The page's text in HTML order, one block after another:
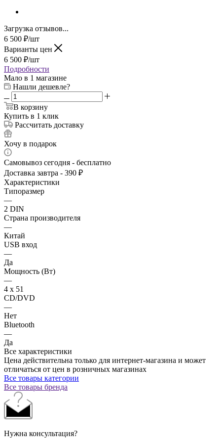
Загрузка отзывов...
6 500 ₽/шт
Варианты цен
6 500 ₽/шт
Подробности
Мало в 1 магазине
Нашли дешевле?
В корзину
Купить в 1 клик
Рассчитать доставку
Хочу в подарок
Самовывоз сегодня - бесплатно
Доставка завтра - 390 ₽
Характеристики
Типоразмер
—
2 DIN
Страна производителя
—
Китай
USB вход
—
Да
Мощность (Вт)
—
4 х 51
CD/DVD
—
Нет
Bluetooth
—
Да
Все характеристики
Цена действительна только для интернет-магазина и может
отличаться от цен в розничных магазинах
Все товары категории
Все товары бренда
Нужна консультация?